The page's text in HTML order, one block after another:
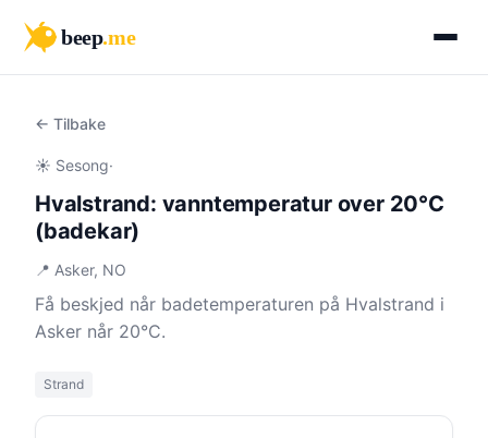
beep.me
← Tilbake
☀️ Sesong·
Hvalstrand: vanntemperatur over 20°C
(badekar)
📍 Asker, NO
Få beskjed når badetemperaturen på Hvalstrand i
Asker når 20°C.
Strand